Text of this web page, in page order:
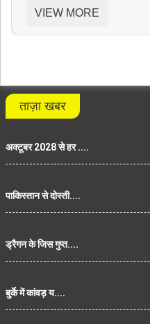
VIEW MORE
ताज़ा खबर
अक्टूबर 2028 से हर ....
पाकिस्तान से दोस्ती....
ड्रैगन के जिस गुप्त....
बुर्के में कांवड़ य....